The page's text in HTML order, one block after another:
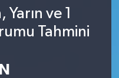
ve 1
Tahmini
Fikstür